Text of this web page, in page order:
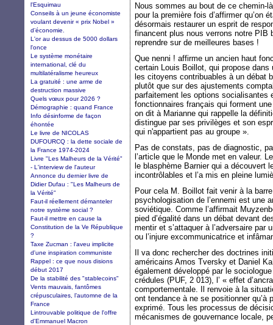
Nous sommes au bout de ce chemin-
pour la première fois d’affirmer qu’on
désormais restaurer un esprit de
financent plus nous verrons notre PIB
reprendre sur de meilleures bases !
Que nenni ! affirme un ancien haut
certain Louis Boillot, qui propose dans
les citoyens contribuables à un débat
plutôt que sur des ajustements
parfaitement les options socialisantes
fonctionnaires français qui forment
on dit à Marianne qui rappelle la
distingue par ses privilèges et son
qui n'appartient pas au groupe ».
Pas de constats, pas de diagnostic,
l’article que le Monde met en valeur.
le blasphème Barnier qui a découvert
incontrôlables et l’a mis en pleine
Pour cela M. Boillot fait venir à la
psychologisation de l’ennemi est une
soviétique. Comme l’affirmait
pied d’égalité dans un débat devant
mentir et s’attaquer à l’adversaire
ou l’injure excommunicatrice et
Il va donc rechercher des doctrines
américains Amos Tversky et Daniel
également développé par le
crédules (PUF, 2 013), l’ « effet
comportementale. Il renvoie à la
ont tendance à ne se positionner qu’à
exprimé. Tous les processus de
mécanismes de gouvernance locale,
l'Esquimau
Conseils à un jeune économiste
voulant devenir « prix Nobel »
d’économie.
L'or au dessus de 5000 dollars
l'once
Le système monétaire
international, clé du
multilatéralisme heureux
La gratuité : une arme de
destruction massive
Quels vœux pour 2026 ?
Démographie : quand France
Info désinforme de façon
éhontée
Le livre de NICOLAS
DUFOURCQ : la dette sociale de
la France 1974-2024
Livre "Les Malheurs de la Vérité"
- L'interview de l'auteur
Annonce du dernier livre de
Didier Dufau : "Les Malheurs de
la Vérité"
Faut-il réellement démanteler
notre système social ?
Faut-il mettre en cause la
Constitution de la Ve République
?
Taxe Zucman : l'aveu implicite
d'une inspiration communiste
Rappel : ce que nous disions
début 2017
De la stabilité des "stablecoins"
Vents mauvais, fantômes
crépusculaires, l’automne de la
France
Lintrouvable politique de l'offre
d'Emmanuel Macron